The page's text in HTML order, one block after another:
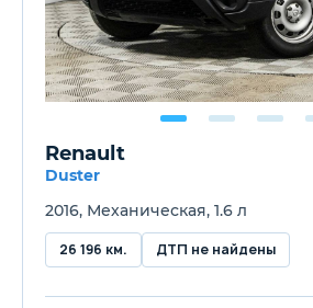
Renault
Duster
2016, Механическая, 1.6 л
26 196 км. ДТП не найдены